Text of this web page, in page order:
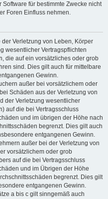
für bestimmte Zwecke nicht
Foren Einfluss nehmen.
Verletzung von Leben, Körper
wesentlicher Vertragspflichten
die auf ein vorsätzliches oder grob
sind. Dies gilt auch für mittelbare
Gewinn.
außer bei vorsätzlichem oder
Schäden aus der Verletzung von
der Verletzung wesentlicher
auf die bei Vertragsschluss
und im übrigen der Höhe nach
begrenzt. Dies gilt auch
entgangenen Gewinn.
außer bei der Verletzung von
vorsätzlichem oder grob
auf die bei Vertragsschluss
und im Übrigen der Höhe
begrenzt. Dies gilt
entgangenen Gewinn.
a bis c gilt sinngemäß auch